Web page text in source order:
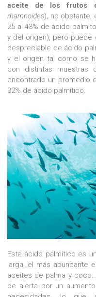
aceite de los frutos
rhamnoides), no obstante,
25 al 43% de ácido
y del origen), pero puede
despreciable de ácido
y el origen tal como se
con distintas
encontrado un promedio
32% de ácido palmítico.
Este ácido palmítico es
larga, el más abundante
aceites de palma y
de alerta por un